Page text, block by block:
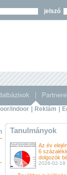
jelszó
indoor Reklám
Tanulmányok
Az év
6
dolgozók
2026-02-18